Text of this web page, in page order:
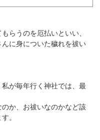
らうのを厄払いといい、
に身についた穢れを祓い
が毎年行く神社では、最
か、お祓いなのかなど該
。